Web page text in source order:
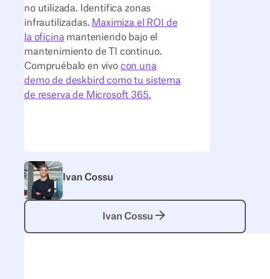
no utilizada. Identifica zonas
infrautilizadas. Maximiza el ROI de
la oficinamanteniendo bajo el
mantenimiento de TI continuo.
Compruébalo en vivo con una
demo de deskbird como tu sistema
de reserva de Microsoft 365.
Ivan Cossu
Ivan Cossu